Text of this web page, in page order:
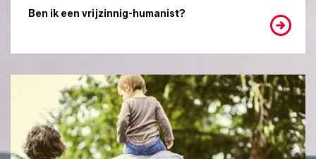
Ben ik een vrijzinnig-humanist?